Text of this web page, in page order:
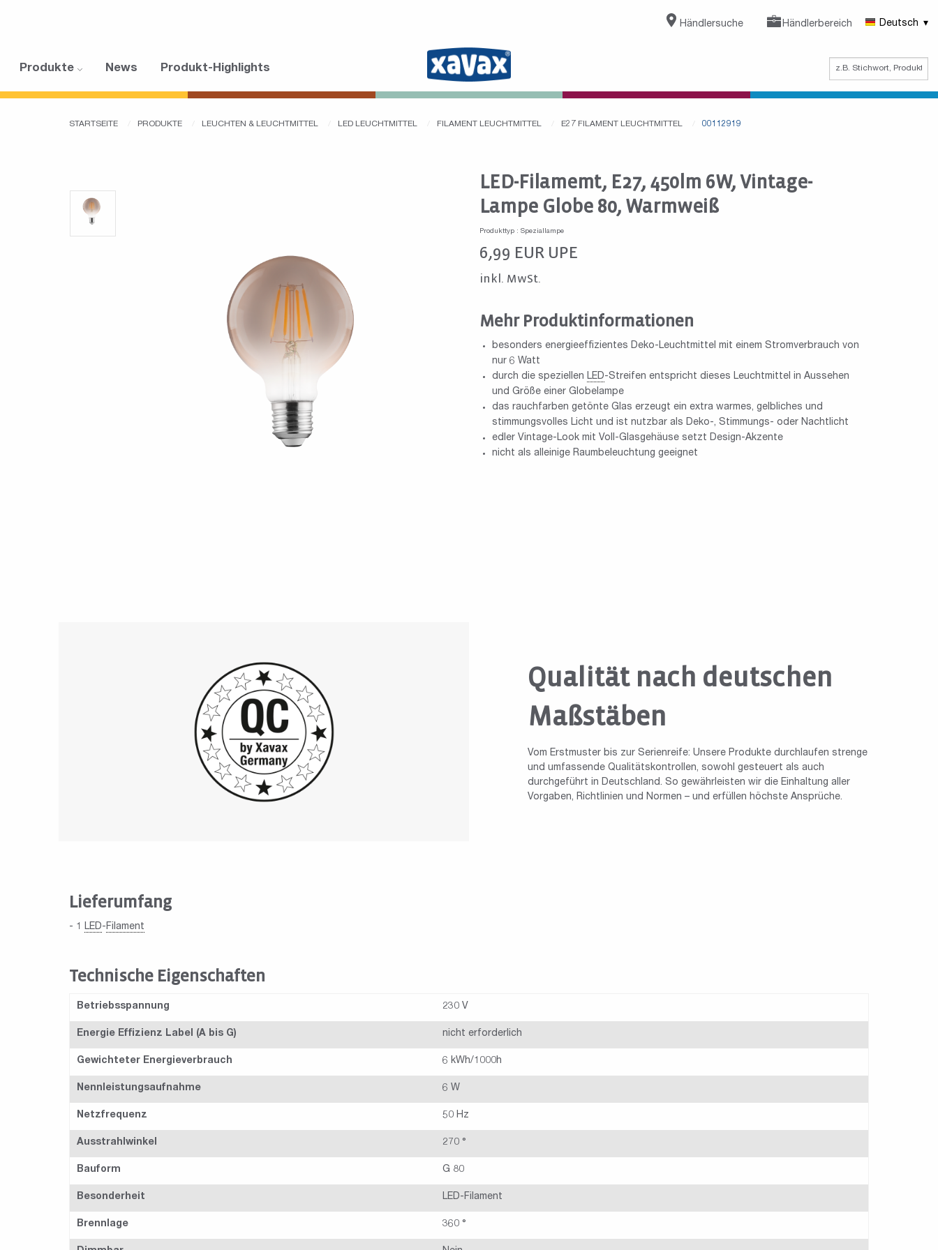
Händlersuche Händlerbereich Deutsch
Produkte News Produkt-Highlights
STARTSEITE PRODUKTE LEUCHTEN & LEUCHTMITTEL LED LEUCHTMITTEL FILAMENT LEUCHTMITTEL E27 FILAMENT LEUCHTMITTEL 00112919
LED-Filamemt, E27, 450lm 6W, Vintage-
Lampe Globe 80, Warmweiß
Produkttyp : Speziallampe
6,99 EUR UPE
inkl. MwSt.
Mehr Produktinformationen
besonders energieeffizientes Deko-Leuchtmittel mit einem Stromverbrauch von
nur 6 Watt
durch die speziellen LED-Streifen entspricht dieses Leuchtmittel in Aussehen
und Größe einer Globelampe
das rauchfarben getönte Glas erzeugt ein extra warmes, gelbliches und
stimmungsvolles Licht und ist nutzbar als Deko-, Stimmungs- oder Nachtlicht
edler Vintage-Look mit Voll-Glasgehäuse setzt Design-Akzente
nicht als alleinige Raumbeleuchtung geeignet
Qualität nach deutschen
Maßstäben
Vom Erstmuster bis zur Serienreife: Unsere Produkte durchlaufen strenge
und umfassende Qualitätskontrollen, sowohl gesteuert als auch
durchgeführt in Deutschland. So gewährleisten wir die Einhaltung aller
Vorgaben, Richtlinien und Normen – und erfüllen höchste Ansprüche.
Lieferumfang
- 1 LED- Filament
Technische Eigenschaften
Betriebsspannung 230 V
Energie Effizienz Label (A bis G) nicht erforderlich
Gewichteter Energieverbrauch 6 kWh/1000h
Nennleistungsaufnahme 6 W
Netzfrequenz 50 Hz
Ausstrahlwinkel 270 °
Bauform G 80
Besonderheit LED-Filament
Brennlage 360 °